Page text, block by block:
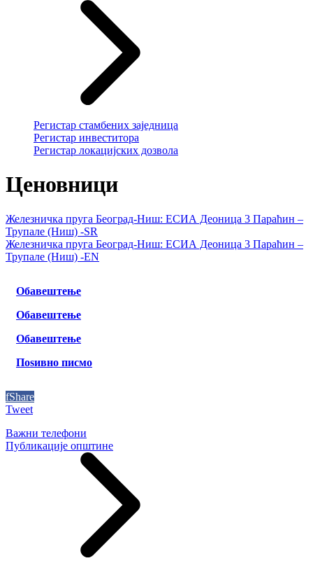
Регистар стамбених заједница
Регистар инвеститора
Регистар локацијских дозвола
Ценовници
Железничка пруга Београд-Ниш: ЕСИА Деоница 3 Параћин –
Трупале (Ниш) -SR
Железничка пруга Београд-Ниш: ЕСИА Деоница 3 Параћин –
Трупале (Ниш) -EN
Обавештење
Обавештење
Обавештење
Поѕивно писмо
fShare
Tweet
Важни телефони
Публикације општине